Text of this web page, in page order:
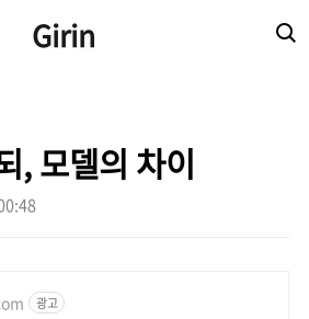
Girin
, 모델의 차이
광고